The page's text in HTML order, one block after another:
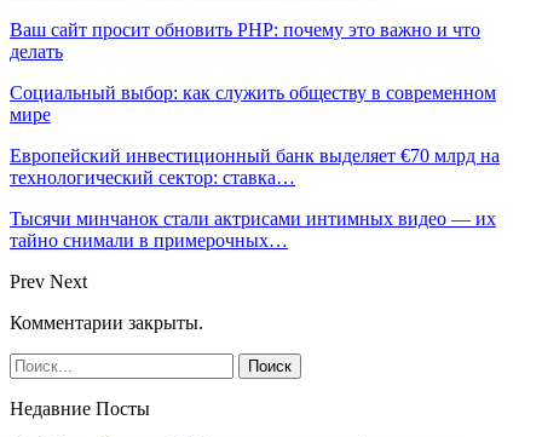
Ваш сайт просит обновить PHP: почему это важно и что
делать
Социальный выбор: как служить обществу в современном
мире
Европейский инвестиционный банк выделяет €70 млрд на
технологический сектор: ставка…
Тысячи минчанок стали актрисами интимных видео — их
тайно снимали в примерочных…
Prev Next
Комментарии закрыты.
Недавние Посты